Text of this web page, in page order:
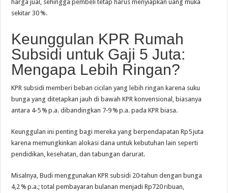
harga jual, sehingga pembeli tetap harus menyiapkan uang muka
sekitar 30 %.
Keunggulan KPR Rumah
Subsidi untuk Gaji 5 Juta:
Mengapa Lebih Ringan?
KPR subsidi memberi beban cicilan yang lebih ringan karena suku
bunga yang ditetapkan jauh di bawah KPR konvensional, biasanya
antara 4‑5 % p.a. dibandingkan 7‑9 % p.a. pada KPR biasa.
Keunggulan ini penting bagi mereka yang berpendapatan Rp5 juta
karena memungkinkan alokasi dana untuk kebutuhan lain seperti
pendidikan, kesehatan, dan tabungan darurat.
Misalnya, Budi menggunakan KPR subsidi 20‑tahun dengan bunga
4,2 % p.a.; total pembayaran bulanan menjadi Rp720 ribuan,